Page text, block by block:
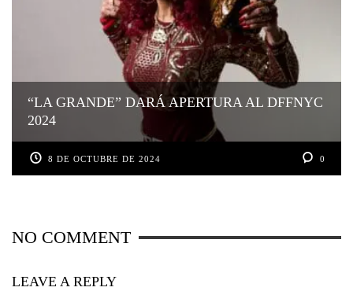
“LA GRANDE” DARÁ APERTURA AL DFFNYC
2024
8 DE OCTUBRE DE 2024 0
NO COMMENT
LEAVE A REPLY